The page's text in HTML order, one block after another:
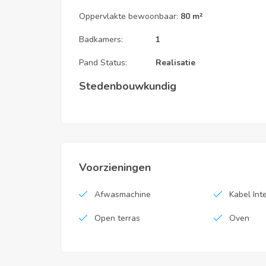
geen
Oppervlakte bewoonbaar: 80 m²
Badkamers: 1
Pand Status: Realisatie
Stedenbouwkundig
Voorzieningen
Afwasmachine Kabel
Open terras Oven